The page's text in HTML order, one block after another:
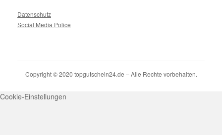
Datenschutz
Social Media Police
Copyright © 2020 topgutschein24.de – Alle Rechte vorbehalten.
Cookie-Einstellungen